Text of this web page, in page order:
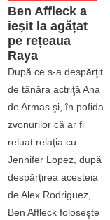
Ben Affleck a
ieșit la agățat
pe rețeaua
Raya
După ce s-a despărţit
de tânăra actriţă Ana
de Armas şi, în pofida
zvonurilor că ar fi
reluat relaţia cu
Jennifer Lopez, după
despărţirea acesteia
de Alex Rodriguez,
Ben Affleck foloseşte